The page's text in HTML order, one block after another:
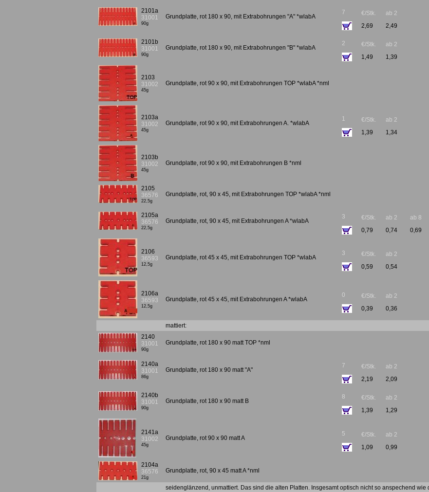
2101a
31001
90g
Grundplatte, rot 180 x 90, mit Extrabohrungen "A" *wlabA
7
€/Stk.
2,69
ab 2
2,49
2101b
31001
90g
Grundplatte, rot 180 x 90, mit Extrabohrungen "B" *wlabA
2
€/Stk.
1,49
ab 2
1,39
2103
31002
45g
Grundplatte, rot 90 x 90, mit Extrabohrungen TOP *wlabA *nml
2103a
31002
45g
Grundplatte, rot 90 x 90, mit Extrabohrungen A. *wlabA
1
€/Stk.
1,39
ab 2
1,34
2103b
31002
45g
Grundplatte, rot 90 x 90, mit Extrabohrungen B *nml
2105
36576
22,5g
Grundplatte, rot, 90 x 45, mit Extrabohrungen TOP *wlabA *nml
2105a
36576
22,5g
Grundplatte, rot, 90 x 45, mit Extrabohrungen A *wlabA
3
€/Stk.
0,79
ab 2
0,74
ab 8
0,69
2106
36593
12,5g
Grundplatte, rot 45 x 45, mit Extrabohrungen TOP *wlabA
3
€/Stk.
0,59
ab 2
0,54
2106a
36593
12,5g
Grundplatte, rot 45 x 45, mit Extrabohrungen A *wlabA
0
€/Stk.
0,39
ab 2
0,36
mattiert:
2140
31001
90g
Grundplatte, rot 180 x 90 matt TOP *nml
2140a
31001
86g
Grundplatte, rot 180 x 90 matt "A"
7
€/Stk.
2,19
ab 2
2,09
2140b
31001
90g
Grundplatte, rot 180 x 90 matt B
8
€/Stk.
1,39
ab 2
1,29
2141a
31002
45g
Grundplatte, rot 90 x 90 matt A
5
€/Stk.
1,09
ab 2
0,99
2104a
36576
21g
Grundplatte, rot, 90 x 45 matt A *nml
seidenglänzend, unmattiert. Das sind die alten Platten. Insgesamt optisch nicht so anspechend wie